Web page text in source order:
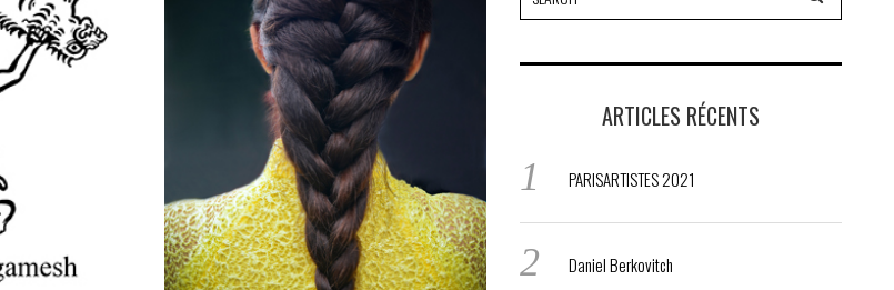
ARTICLES RÉCENTS
PARISARTISTES 2021
Daniel Berkovitch